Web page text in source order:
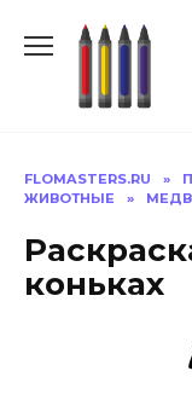
FLOMASTERS.RU »
ЖИВОТНЫЕ
»
коньках